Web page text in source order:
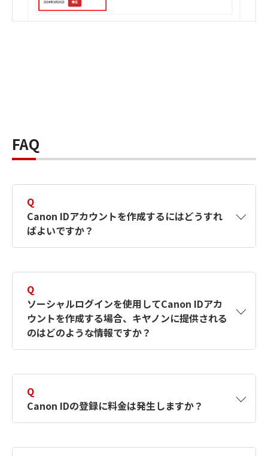
FAQ
Q
Canon IDアカウントを作成するにはどうすれ
ばよいですか？
す。詳しい作成方法は【カメラ】Canon IDとは
何ですか？Canon IDの作成方法は？をご確認く
ださい。
Q
ソーシャルログインを使用してCanon IDアカ
ウントを作成する場合、キヤノンに提供される
のはどのような情報ですか？
択したサービスから取得します。アカウントを
簡単に作成できるように、この情報を使用して
Canon IDの登録フォームを入力します。
Q
Canon IDの登録に料金は発生しますか？